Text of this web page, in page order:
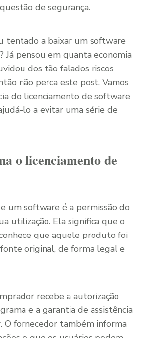
de segurança.
tentado a baixar um software
Já pensou em quanta economia
dos tão falados riscos
não perca este post. Vamos
do licenciamento de software
lo a evitar uma série de
o licenciamento de
um software é a permissão do
utilização. Ela significa que o
que aquele produto foi
original, de forma legal e
recebe a autorização
e a garantia de assistência
O fornecedor também informa